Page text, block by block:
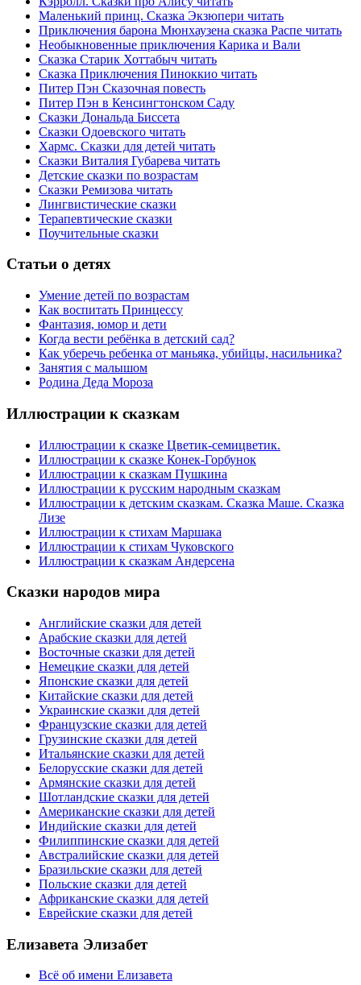
Маленький принц. Сказка Экзюпери читать
Приключения барона Мюнхаузена сказка Распе читать
Необыкновенные приключения Карика и Вали
Сказка Старик Хоттабыч читать
Сказка Приключения Пиноккио читать
Питер Пэн Сказочная повесть
Питер Пэн в Кенсингтонском Саду
Сказки Дональда Биссета
Сказки Одоевского читать
Хармс. Сказки для детей читать
Сказки Виталия Губарева читать
Детские сказки по возрастам
Сказки Ремизова читать
Лингвистические сказки
Терапевтические сказки
Поучительные сказки
Статьи о детях
Умение детей по возрастам
Как воспитать Принцессу
Фантазия, юмор и дети
Когда вести ребёнка в детский сад?
Как уберечь ребенка от маньяка, убийцы, насильника?
Занятия с малышом
Родина Деда Мороза
Иллюстрации к сказкам
Иллюстрации к сказке Цветик-семицветик.
Иллюстрации к сказке Конек-Горбунок
Иллюстрации к сказкам Пушкина
Иллюстрации к русским народным сказкам
Иллюстрации к детским сказкам. Сказка Маше. Сказка
Лизе
Иллюстрации к стихам Маршака
Иллюстрации к стихам Чуковского
Иллюстрации к сказкам Андерсена
Сказки народов мира
Английские сказки для детей
Арабские сказки для детей
Восточные сказки для детей
Немецкие сказки для детей
Японские сказки для детей
Китайские сказки для детей
Украинские сказки для детей
Французские сказки для детей
Грузинские сказки для детей
Итальянские сказки для детей
Белорусские сказки для детей
Армянские сказки для детей
Шотландские сказки для детей
Американские сказки для детей
Индийские сказки для детей
Филиппинские сказки для детей
Австралийские сказки для детей
Бразильские сказки для детей
Польские сказки для детей
Африканские сказки для детей
Еврейские сказки для детей
Елизавета Элизабет
Всё об имени Елизавета